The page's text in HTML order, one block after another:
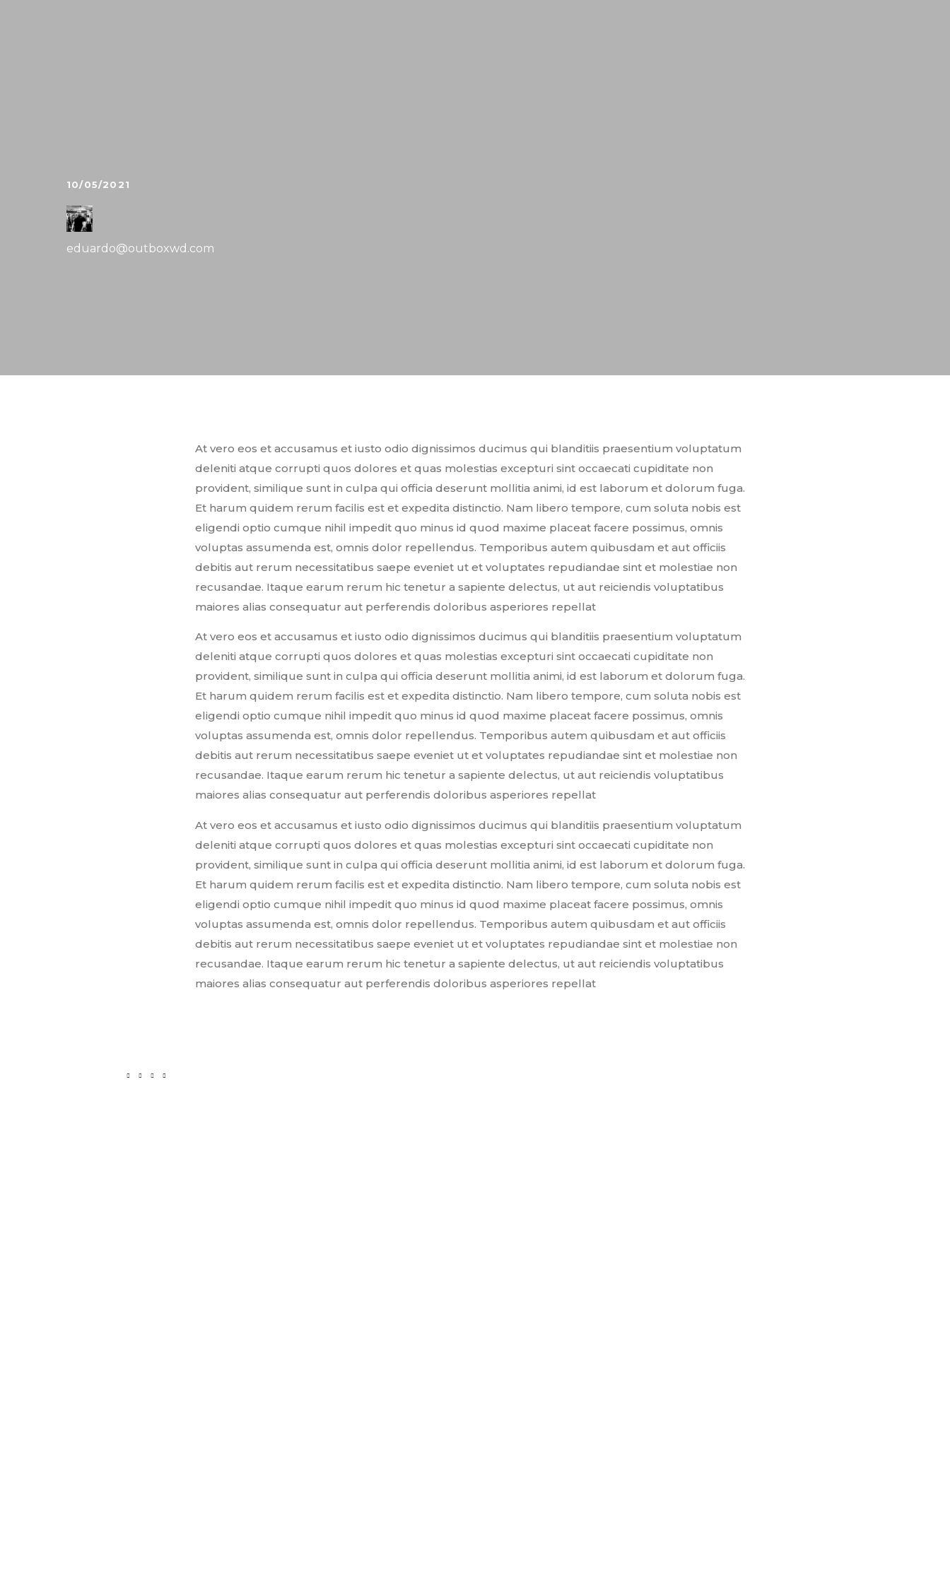
10/05/2021
eduardo@outboxwd.com
At vero eos et accusamus et iusto odio dignissimos ducimus qui blanditiis praesentium voluptatum
deleniti atque corrupti quos dolores et quas molestias excepturi sint occaecati cupiditate non
provident, similique sunt in culpa qui officia deserunt mollitia animi, id est laborum et dolorum fuga.
Et harum quidem rerum facilis est et expedita distinctio. Nam libero tempore, cum soluta nobis est
eligendi optio cumque nihil impedit quo minus id quod maxime placeat facere possimus, omnis
voluptas assumenda est, omnis dolor repellendus. Temporibus autem quibusdam et aut officiis
debitis aut rerum necessitatibus saepe eveniet ut et voluptates repudiandae sint et molestiae non
recusandae. Itaque earum rerum hic tenetur a sapiente delectus, ut aut reiciendis voluptatibus
maiores alias consequatur aut perferendis doloribus asperiores repellat
At vero eos et accusamus et iusto odio dignissimos ducimus qui blanditiis praesentium voluptatum
deleniti atque corrupti quos dolores et quas molestias excepturi sint occaecati cupiditate non
provident, similique sunt in culpa qui officia deserunt mollitia animi, id est laborum et dolorum fuga.
Et harum quidem rerum facilis est et expedita distinctio. Nam libero tempore, cum soluta nobis est
eligendi optio cumque nihil impedit quo minus id quod maxime placeat facere possimus, omnis
voluptas assumenda est, omnis dolor repellendus. Temporibus autem quibusdam et aut officiis
debitis aut rerum necessitatibus saepe eveniet ut et voluptates repudiandae sint et molestiae non
recusandae. Itaque earum rerum hic tenetur a sapiente delectus, ut aut reiciendis voluptatibus
maiores alias consequatur aut perferendis doloribus asperiores repellat
At vero eos et accusamus et iusto odio dignissimos ducimus qui blanditiis praesentium voluptatum
deleniti atque corrupti quos dolores et quas molestias excepturi sint occaecati cupiditate non
provident, similique sunt in culpa qui officia deserunt mollitia animi, id est laborum et dolorum fuga.
Et harum quidem rerum facilis est et expedita distinctio. Nam libero tempore, cum soluta nobis est
eligendi optio cumque nihil impedit quo minus id quod maxime placeat facere possimus, omnis
voluptas assumenda est, omnis dolor repellendus. Temporibus autem quibusdam et aut officiis
debitis aut rerum necessitatibus saepe eveniet ut et voluptates repudiandae sint et molestiae non
recusandae. Itaque earum rerum hic tenetur a sapiente delectus, ut aut reiciendis voluptatibus
maiores alias consequatur aut perferendis doloribus asperiores repellat